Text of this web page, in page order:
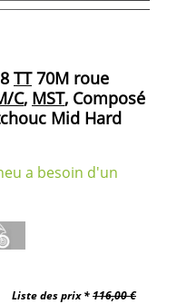
TT70M roue
C, MST, Composé
Mid Hard
a besoin d'un
Liste des prix *116,00 €